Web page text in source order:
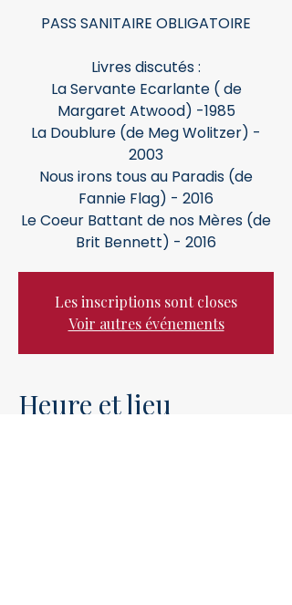
PASS SANITAIRE OBLIGATOIRE
Livres discutés :
La Servante Ecarlante ( de
Margaret Atwood) -1985
La Doublure (de Meg Wolitzer) -
2003
Nous irons tous au Paradis (de
Fannie Flag) - 2016
Le Coeur Battant de nos Mères (de
Les inscriptions sont closes
Voir autres événements
Heure et lieu